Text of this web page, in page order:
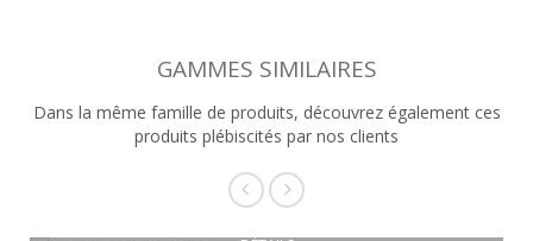
GAMMES SIMILAIRES
Dans la même famille de produits, découvrez également ces
produits plébiscités par nos clients